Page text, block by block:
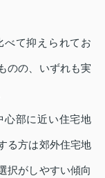
べて抑えられてお
のの、いずれも実
心部に近い住宅地
る方は郊外住宅地
択がしやすい傾向